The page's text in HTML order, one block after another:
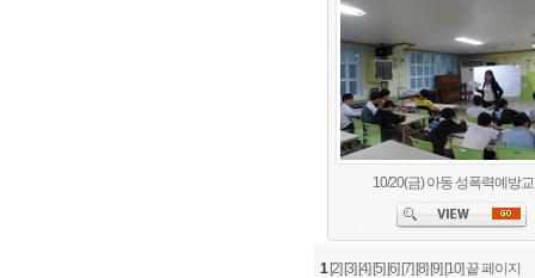
10/20(금) 아동 성폭력예방
1 [2] [3] [4] [5] [6] [7] [8] [9] [10] 끝 페이지